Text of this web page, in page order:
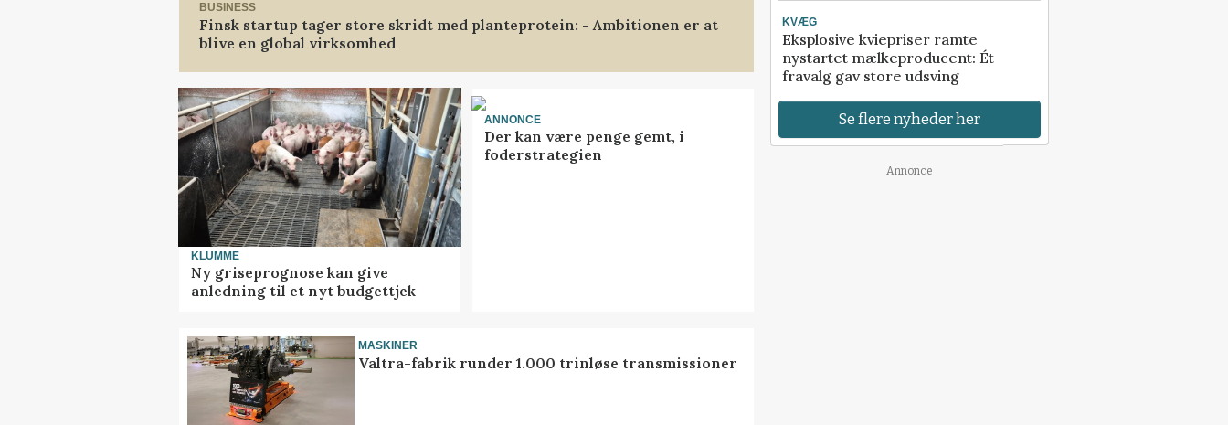
BUSINESS
Finsk startup tager store skridt med planteprotein: - Ambitionen er at
blive en global virksomhed
KLUMME
Ny griseprognose kan give
anledning til et nyt budgettjek
ANNONCE
Der kan være penge gemt, i
foderstrategien
MASKINER
Valtra-fabrik runder 1.000 trinløse transmissioner
KVÆG
Eksplosive kviepriser ramte
nystartet mælkeproducent: Ét
fravalg gav store udsving
Se flere nyheder her
Annonce